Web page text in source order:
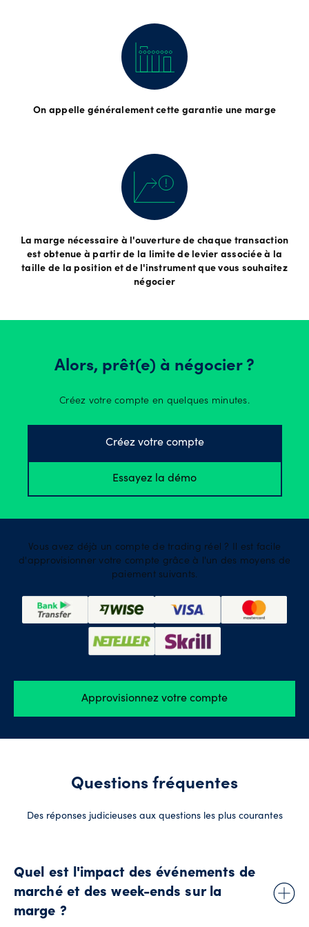
On appelle généralement cette garantie une marge
La marge nécessaire à l'ouverture de chaque transaction
est obtenue à partir de la limite de levier associée à la
taille de la position et de l'instrument que vous souhaitez
négocier
Alors, prêt(e) à négocier ?
Créez votre compte en quelques minutes.
Créez votre compte
Essayez la démo
Vous avez déjà un compte de trading réel ? Il est facile
d'approvisionner votre compte grâce à l'un des moyens de
paiement suivants.
Approvisionnez votre compte
Questions fréquentes
Des réponses judicieuses aux questions les plus courantes
Quel est l'impact des événements de
marché et des week-ends sur la
marge ?